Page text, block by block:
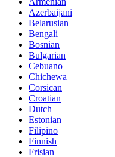
Azerbaijani
Belarusian
Bengali
Bosnian
Bulgarian
Cebuano
Chichewa
Corsican
Croatian
Dutch
Estonian
Filipino
Finnish
Frisian